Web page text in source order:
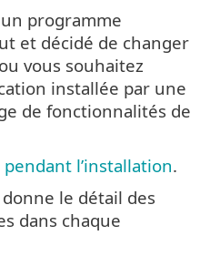
programme
et décidé de changer
vous souhaitez
installée par une
de fonctionnalités de
pendant l’installation.
le détail des
dans chaque